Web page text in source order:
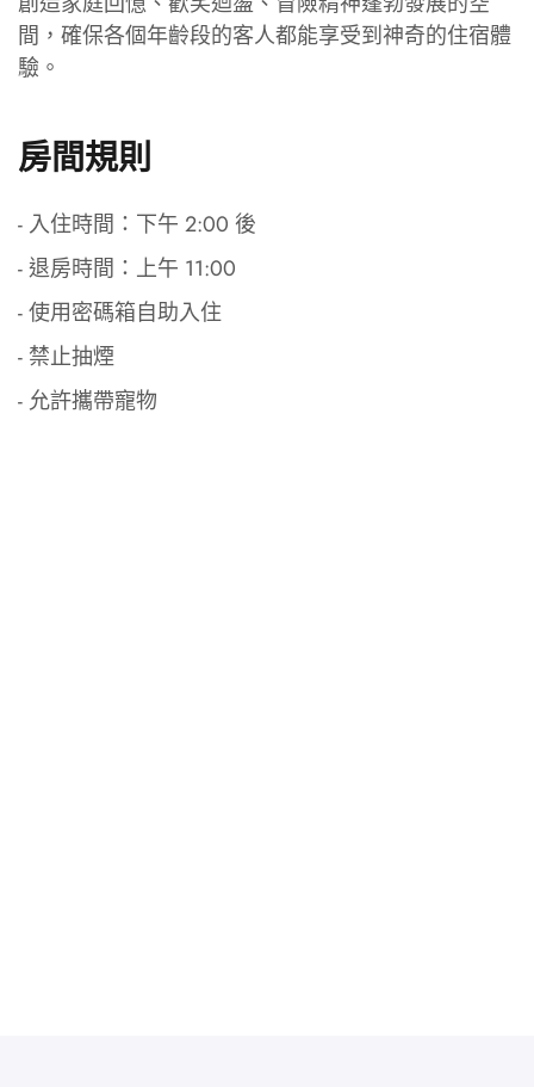
間，確保各個年齡段的客人都能享受到神奇的住宿體
驗。
房間規則
- 入住時間：下午 2:00 後
- 退房時間：上午 11:00
- 使用密碼箱自助入住
- 禁止抽煙
- 允許攜帶寵物